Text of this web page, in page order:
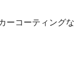
ーコーティングな